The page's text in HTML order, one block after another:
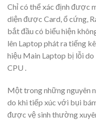
Chỉ có thể xác định được
diện được Card, ổ cứng,
bắt đầu có biểu hiện
lên Laptop phát ra tiếng
hiệu Main Laptop bị lỗi do
CPU .
Một trong những nguyên
do khi tiếp xúc với bụi
được vệ sinh thường